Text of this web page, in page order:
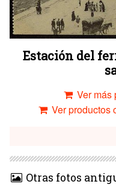
Estación del
Ver más
Ver productos
Otras fotos